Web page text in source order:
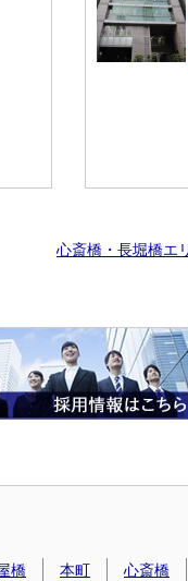
心斎橋・長堀橋エ
橋 本町 心斎橋